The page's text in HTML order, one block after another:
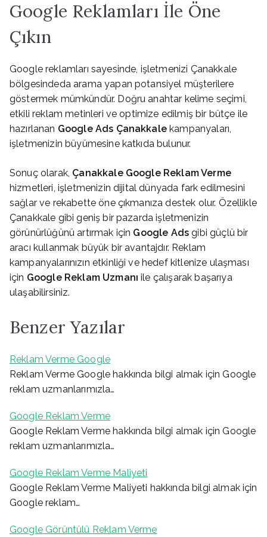
Google Reklamları İle Öne
Çıkın
Google reklamları sayesinde, işletmenizi Çanakkale
bölgesindeda arama yapan potansiyel müşterilere
göstermek mümkündür. Doğru anahtar kelime seçimi,
etkili reklam metinleri ve optimize edilmiş bir bütçe ile
hazırlanan Google Ads Çanakkalekampanyaları,
işletmenizin büyümesine katkıda bulunur.
Sonuç olarak, Çanakkale Google Reklam Verme
hizmetleri, işletmenizin dijital dünyada fark edilmesini
sağlar ve rekabette öne çıkmanıza destek olur. Özellikle
Çanakkale gibi geniş bir pazarda işletmenizin
görünürlüğünü artırmak için Google Ads gibi güçlü bir
aracı kullanmak büyük bir avantajdır. Reklam
kampanyalarınızın etkinliği ve hedef kitlenize ulaşması
için Google Reklam Uzmanı ile çalışarak başarıya
ulaşabilirsiniz.
Benzer Yazılar
Reklam Verme Google
Reklam Verme Google hakkında bilgi almak için Google
reklam uzmanlarımızla…
Google Reklam Verme
Google Reklam Verme hakkında bilgi almak için Google
reklam uzmanlarımızla…
Google Reklam Verme Maliyeti
Google Reklam Verme Maliyeti hakkında bilgi almak için
Google reklam…
Google Görüntülü Reklam Verme